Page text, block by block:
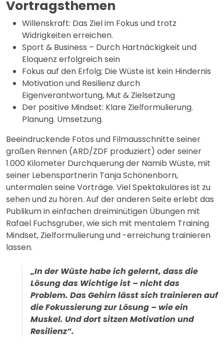
Vortragsthemen
Willenskraft: Das Ziel im Fokus und trotz
Widrigkeiten erreichen.
Sport & Business – Durch Hartnäckigkeit und
Eloquenz erfolgreich sein
Fokus auf den Erfolg; Die Wüste ist kein Hindernis
Motivation und Resilienz durch
Eigenverantwortung, Mut & Zielsetzung
Der positive Mindset: Klare Zielformulierung.
Planung. Umsetzung.
Beeindruckende Fotos und Filmausschnitte seiner
großen Rennen (ARD/ZDF produziert) oder seiner
1.000 Kilometer Durchquerung der Namib Wüste, mit
seiner Lebenspartnerin Tanja Schönenborn,
untermalen seine Vorträge. Viel Spektakuläres ist zu
sehen und zu hören. Auf der anderen Seite erlebt das
Publikum in einfachen dreiminütigen Übungen mit
Rafael Fuchsgruber, wie sich mit mentalem Training
Mindset, Zielformulierung und -erreichung trainieren
lassen.
„In der Wüste habe ich gelernt, dass die
Lösung das Wichtige ist – nicht das
Problem. Das Gehirn lässt sich trainieren auf
die Fokussierung zur Lösung – wie ein
Muskel. Und dortsitzen Motivation und
Resilienz“.